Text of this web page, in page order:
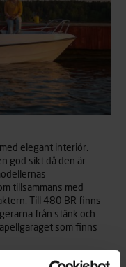
elegant interiör.
god sikt då den är
tillsammans med
Till 480 BR finns
från stänk och
som finns